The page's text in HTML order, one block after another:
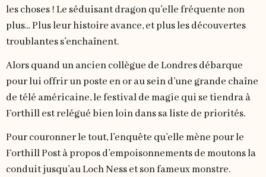
les choses ! Le séduisant dragon qu’elle fréquente non
plus... Plus leur histoire avance, et plus les découvertes
troublantes s’enchaînent.
Alors quand un ancien collègue de Londres débarque
pour lui offrir un poste en or au sein d’une grande chaîne
de télé américaine, le festival de magie qui se tiendra à
Forthill est relégué bien loin dans sa liste de priorités.
Pour couronner le tout, l’enquête qu’elle mène pour le
Forthill Post à propos d’empoisonnements de moutons la
conduit jusqu’au Loch Ness et son fameux monstre.